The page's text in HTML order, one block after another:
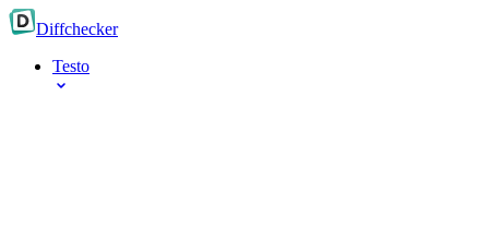
Diffchecker
Testo